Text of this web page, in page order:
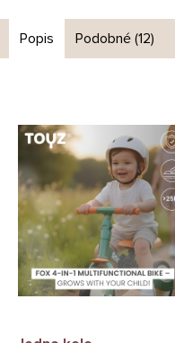
Popis Podobné (12)